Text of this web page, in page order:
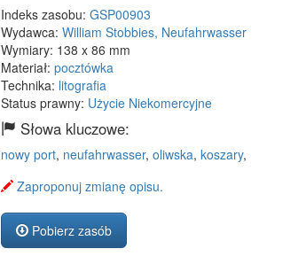
Indeks zasobu: GSP00903
Wydawca: William Stobbies, Neufahrwasser
Wymiary: 138 x 86 mm
Materiał: pocztówka
Technika: litografia
Status prawny: Użycie Niekomercyjne
Słowa kluczowe:
nowy port, neufahrwasser, oliwska, koszary,
Zaproponuj zmianę opisu.
Pobierz zasób